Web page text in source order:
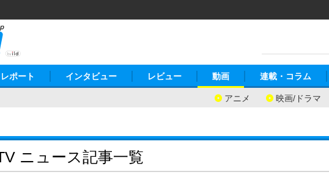
ポート インタビュー レビュー 動画
アニメ 映画/ドラマ
連載・コラム
ニュース記事一覧